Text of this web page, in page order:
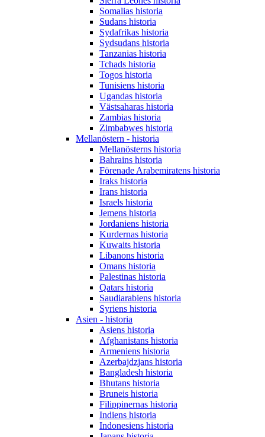
Somalias historia
Sudans historia
Sydafrikas historia
Sydsudans historia
Tanzanias historia
Tchads historia
Togos historia
Tunisiens historia
Ugandas historia
Västsaharas historia
Zambias historia
Zimbabwes historia
Mellanöstern - historia
Mellanösterns historia
Bahrains historia
Förenade Arabemiratens historia
Iraks historia
Irans historia
Israels historia
Jemens historia
Jordaniens historia
Kurdernas historia
Kuwaits historia
Libanons historia
Omans historia
Palestinas historia
Qatars historia
Saudiarabiens historia
Syriens historia
Asien - historia
Asiens historia
Afghanistans historia
Armeniens historia
Azerbajdzjans historia
Bangladesh historia
Bhutans historia
Bruneis historia
Filippinernas historia
Indiens historia
Indonesiens historia